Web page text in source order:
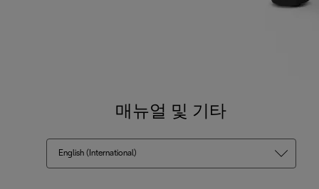
매뉴얼 및 기타
English (International)